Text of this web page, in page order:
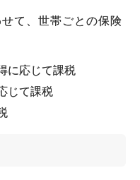
て、世帯ごとの保険
に応じて課税
じて課税